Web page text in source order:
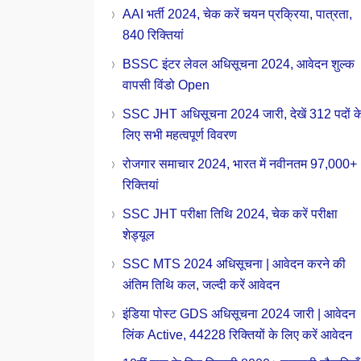
AAI भर्ती 2024, चेक करें चयन प्रक्रिया, पात्रता,
840 रिक्तियां
BSSC इंटर लेवल अधिसूचना 2024, आवेदन शुल्क
वापसी विंडो Open
SSC JHT अधिसूचना 2024 जारी, देखें 312 पदों
लिए सभी महत्वपूर्ण विवरण
रोजगार समाचार 2024, भारत में नवीनतम 97,000+
रिक्तियां
SSC JHT परीक्षा तिथि 2024, चेक करें परीक्षा
शेड्यूल
SSC MTS 2024 अधिसूचना | आवेदन करने की
अंतिम तिथि कल, जल्दी करें आवेदन
इंडिया पोस्ट GDS अधिसूचना 2024 जारी | आवेदन
लिंक Active, 44228 रिक्तियों के लिए करें आवेदन